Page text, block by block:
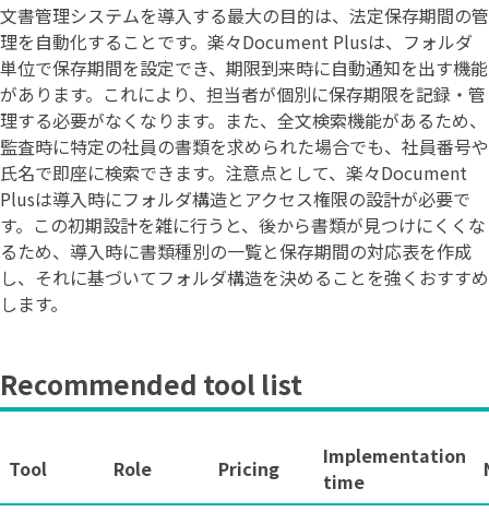
文書管理システムを導入する最大の目的は、法定保存期間の管
理を自動化することです。楽々Document Plusは、フォルダ
単位で保存期間を設定でき、期限到来時に自動通知を出す機能
があります。これにより、担当者が個別に保存期限を記録・管
理する必要がなくなります。また、全文検索機能があるため、
監査時に特定の社員の書類を求められた場合でも、社員番号や
氏名で即座に検索できます。注意点として、楽々Document
Plusは導入時にフォルダ構造とアクセス権限の設計が必要で
す。この初期設計を雑に行うと、後から書類が見つけにくくな
るため、導入時に書類種別の一覧と保存期間の対応表を作成
し、それに基づいてフォルダ構造を決めることを強くおすすめ
します。
Recommended tool list
Tool Role Pricing
Implementation
time